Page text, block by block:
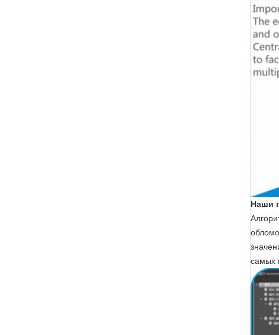
Наши
самых